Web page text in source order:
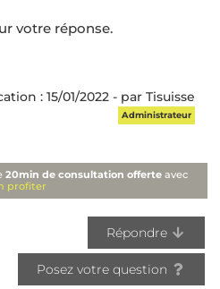
votre réponse.
: 15/01/2022 - par Tisuisse
Administrateur
20min de consultation offerte avec
profiter
Répondre
Posez votre question